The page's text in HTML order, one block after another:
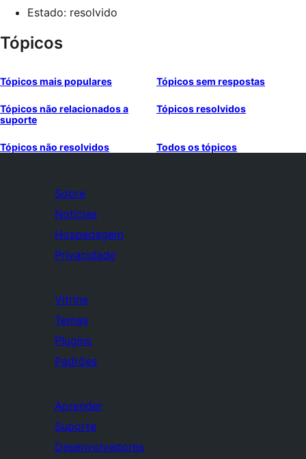
Estado: resolvido
Tópicos
Tópicos mais populares Tópicos sem respostas
Tópicos não relacionados a
suporte
Tópicos resolvidos
Tópicos não resolvidos Todos os tópicos
Sobre
Notícias
Hospedagem
Privacidade
Vitrine
Temas
Plugins
Padrões
Aprender
Suporte
Desenvolvedores